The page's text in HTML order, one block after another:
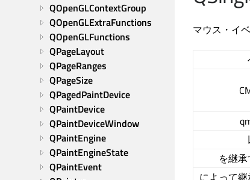
QOpenGLContextGroup
QOpenGLExtraFunctions
QOpenGLFunctions
QPageLayout
QPageRanges
QPageSize
QPagedPaintDevice
QPaintDevice
QPaintDeviceWindow
QPaintEngine
QPaintEngineState
QPaintEvent
マウス・イ
を継承
によって